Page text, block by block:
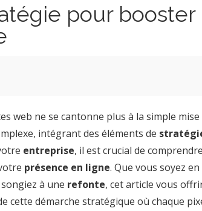
pour booster
web ne se cantonne plus à la simple mise
intégrant des éléments de
entreprise, il est crucial de comprendre
présence en ligne. Que vous soyez en
à une refonte, cet article vous
cette démarche stratégique où chaque